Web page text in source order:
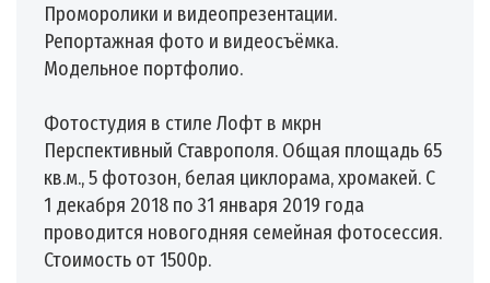
Проморолики и видеопрезентации.
Репортажная фото и видеосъёмка.
Модельное портфолио.
Фотостудия в стиле Лофт в мкрн
Перспективный Ставрополя. Общая площадь 65
кв.м., 5 фотозон, белая циклорама, хромакей. С
1 декабря 2018 по 31 января 2019 года
проводится новогодняя семейная фотосессия.
Стоимость от 1500р.